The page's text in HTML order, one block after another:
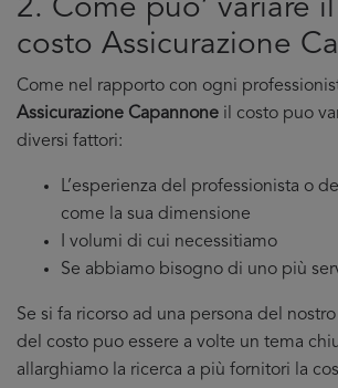
2. Come puo’ variare il
costo Assicurazione
Come nel rapporto con ogni
Assicurazione Capannone il costo puo
diversi fattori:
L’esperienza del professionista o
come la sua dimensione
I volumi di cui necessitiamo
Se abbiamo bisogno di uno più
Se si fa ricorso ad una persona del
del costo puo essere a volte un tema
allarghiamo la ricerca a più fornitori la